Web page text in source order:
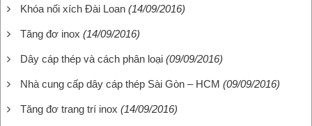
Khóa nối xích Đài Loan (14/09/2016)
Tăng đơ inox (14/09/2016)
Dây cáp thép và cách phân loại (09/09/2016)
Nhà cung cấp dây cáp thép Sài Gòn – HCM (09/09/2016)
Tăng đơ trang trí inox (14/09/2016)